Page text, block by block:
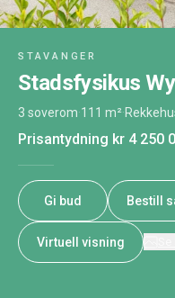
STAVANGER
Stadsfysikus
3 soverom·111 m²·
Prisantydning kr 4 250
Gi bud Bestill
Virtuell visning